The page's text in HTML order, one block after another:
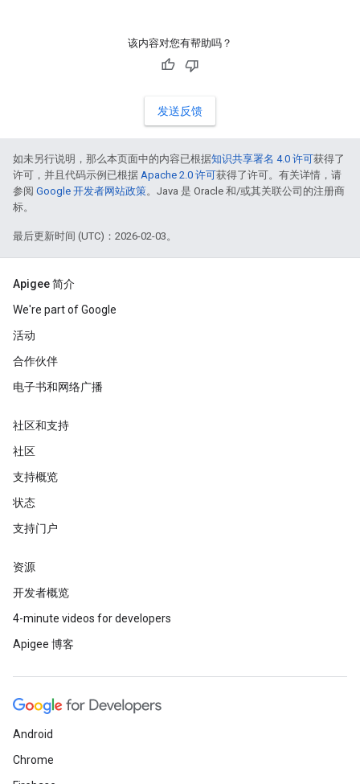
该内容对您有帮助吗？
发送反馈
如未另行说明，那么本页面中的内容已根据知识共享署名 4.0 许可获得了
许可，并且代码示例已根据 Apache 2.0 许可获得了许可。有关详情，请
参阅 Google 开发者网站政策。Java 是 Oracle 和/或其关联公司的注册商
标。
最后更新时间 (UTC)：2026-02-03。
Apigee 简介
We're part of Google
活动
合作伙伴
电子书和网络广播
社区和支持
社区
支持概览
状态
支持门户
资源
开发者概览
4-minute videos for developers
Apigee 博客
Android
Chrome